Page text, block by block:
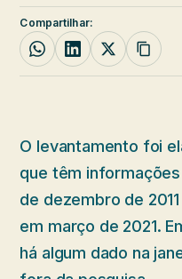
Compartilhar:
O levantamento foi
que têm
de dezembro de
em março de 2021.
há algum dado na